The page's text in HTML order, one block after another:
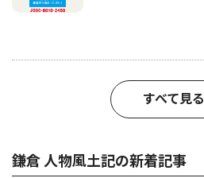
すべて見る
鎌倉 人物風土記の新着記事